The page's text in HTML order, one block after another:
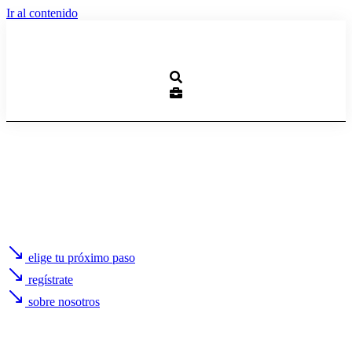
Ir al contenido
elige tu próximo paso
regístrate
sobre nosotros